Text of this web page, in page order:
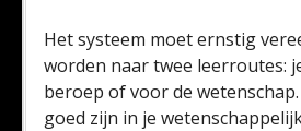
Het systeem moet ernstig
worden naar twee leerroutes:
beroep of voor de
goed zijn in je